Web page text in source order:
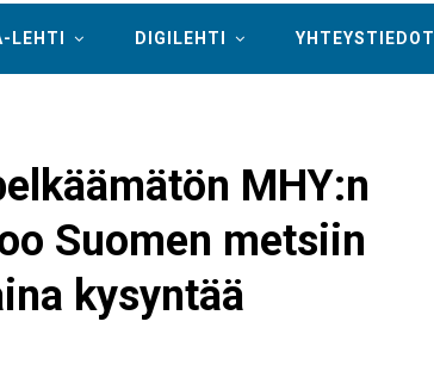
LEHTI DIGILEHTI YHTEYSTIEDOT
MHY:n
Suomen metsiin
kysyntää